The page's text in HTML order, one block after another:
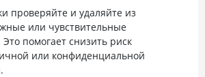
проверяйте и удаляйте из
или чувствительные
помогает снизить риск
или конфиденциальной